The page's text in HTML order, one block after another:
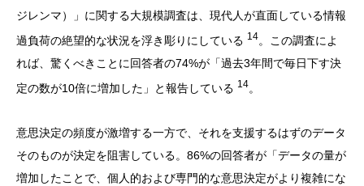
ジレンマ）」に関する大規模調査は、現代人が直面している情報
過負荷の絶望的な状況を浮き彫りにしている 14。この調査によ
れば、驚くべきことに回答者の74%が「過去3年間で毎日下す決
定の数が10倍に増加した」と報告している 14。
意思決定の頻度が激増する一方で、それを支援するはずのデータ
そのものが決定を阻害している。86%の回答者が「データの量が
増加したことで、個人的および専門的な意思決定がより複雑にな